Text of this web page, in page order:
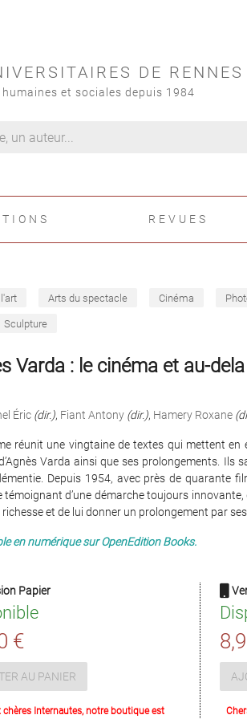
DE RENNES
et sociales depuis 1984
REVUES
Arts du spectacle Cinéma
Sculpture
Varda : le cinéma et au-dela
Éric (dir.), Fiant Antony (dir.), Hamery Roxane
réunit une vingtaine de textes qui mettent en
Varda ainsi que ses prolongements. Ils
Depuis 1954, avec près de quarante
témoignant d’une démarche toujours innovante,
et de lui donner un prolongement par
en numérique sur OpenEdition Books.
Papier
€
AU PANIER
chères Internautes, notre boutique est